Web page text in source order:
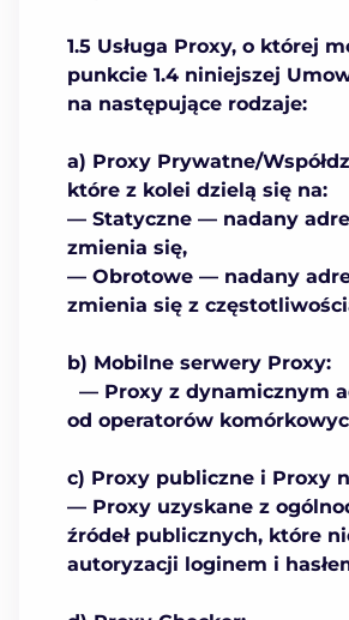
1.5 Usługa Proxy, o której
punkcie 1.4 niniejszej
na następujące rodzaje:
a) Proxy Prywatne/
które z kolei dzielą się na:
— Statyczne — nadany
zmienia się,
— Obrotowe — nadany
zmienia się z
b) Mobilne serwery Proxy:
— Proxy z dynamicznym
od operatorów
c) Proxy publiczne i Proxy
— Proxy uzyskane z
źródeł publicznych, które
autoryzacji loginem i